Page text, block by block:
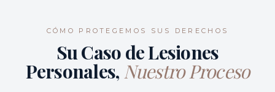
CÓMO PROTEGEMOS SUS DERECHOS
Su Caso de Lesiones
Personales, Nuestro Proceso